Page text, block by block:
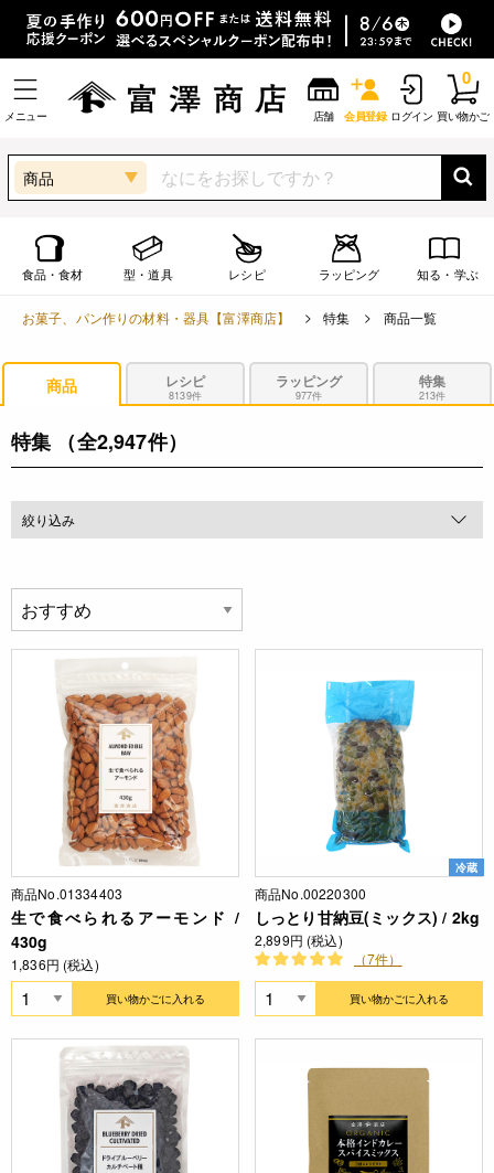
メニュー 店舗 会員登録 ログイン 買い物かご
0
商品
食品・食材 型・道具 レシピ ラッピング 知る・学ぶ
お菓子、パン作りの材料・器具【富澤商店】 特集 商品一覧
商品 レシピ
8139件
ラッピング
977件
特集
213件
特集 （全2,947件）
絞り込み
商品No.01334403
生で食べられるアーモンド /
430g
1,836円 (税込)
買い物かごに入れる
冷蔵
商品No.00220300
しっとり甘納豆(ミックス) / 2kg
2,899円 (税込)
（7件）
買い物かごに入れる